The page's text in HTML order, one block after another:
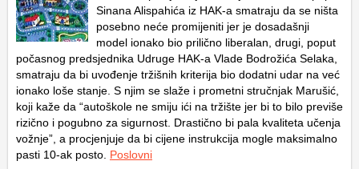
Sinana Alispahića iz HAK-a smatraju da se ništa
posebno neće promijeniti jer je dosadašnji
model ionako bio prilično liberalan, drugi, poput
počasnog predsjednika Udruge HAK-a Vlade Bodrožića Selaka,
smatraju da bi uvođenje tržišnih kriterija bio dodatni udar na već
ionako loše stanje. S njim se slaže i prometni stručnjak Marušić,
koji kaže da “autoškole ne smiju ići na tržište jer bi to bilo previše
rizično i pogubno za sigurnost. Drastično bi pala kvaliteta učenja
vožnje”, a procjenjuje da bi cijene instrukcija mogle maksimalno
pasti 10-ak posto. Poslovni